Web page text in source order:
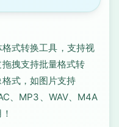
式转换工具，支持视
拽支持批量格式转
式，如图片支持
、MP3、WAV、M4A